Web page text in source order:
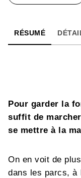
RÉSUMÉ
Pour garder la
suffit de
se mettre à la
On en voit de
dans les parcs, à